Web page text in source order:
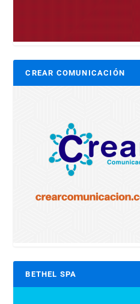
CREAR COMUNICACIÓN
BETHEL SPA